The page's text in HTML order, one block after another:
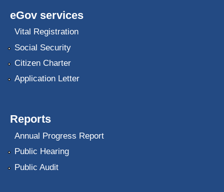
eGov services
Vital Registration
Social Security
Citizen Charter
Application Letter
Reports
Annual Progress Report
Public Hearing
Public Audit